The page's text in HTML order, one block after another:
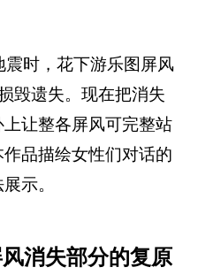
时，花下游乐图屏风
毁遗失。现在把消失
让整各屏风可完整站
品描绘女性们对话的
示。
消失部分的复原